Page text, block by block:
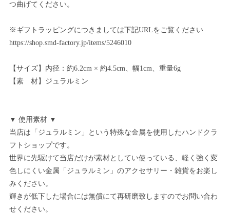
つ曲げてください。
※ギフトラッピングにつきましては下記URLをご覧ください
https://shop.smd-factory.jp/items/5246010
【サイズ】内径：約6.2cm × 約4.5cm、幅1cm、重量6g
【素 材】ジュラルミン
▼ 使用素材 ▼
当店は「ジュラルミン」という特殊な金属を使用したハンドクラ
フトショップです。
世界に先駆けて当店だけが素材としてい使っている、軽く強く変
色しにくい金属「ジュラルミン」のアクセサリー・雑貨をお楽し
みください。
輝きが低下した場合には無償にて再研磨致しますのでお問い合わ
せください。